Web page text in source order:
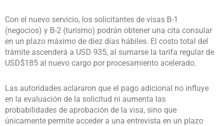
Con el nuevo servicio, los solicitantes de visas B-1
(negocios) y B-2 (turismo) podrán obtener una cita consular
en un plazo máximo de diez días hábiles. El costo total del
trámite ascenderá a USD 935, al sumarse la tarifa regular de
USD$185 al nuevo cargo por procesamiento acelerado.
Las autoridades aclararon que el pago adicional no influye
en la evaluación de la solicitud ni aumenta las
probabilidades de aprobación de la visa, sino que
únicamente permite acceder a una entrevista en un plazo